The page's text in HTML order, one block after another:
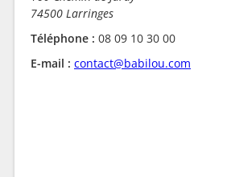
74500 Larringes
Téléphone : 08 09 10 30 00
E-mail : contact@babilou.com